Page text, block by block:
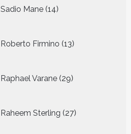
Sadio Mane 14
producten
Roberto Firmino 13
producten
Raphael Varane 29
producten
Raheem Sterling 27
producten